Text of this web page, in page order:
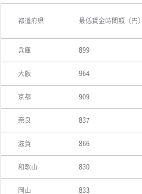
都道府県 最低賃金時間額（円）
兵庫 899
大阪 964
京都 909
奈良 837
滋賀 866
和歌山 830
岡山 833